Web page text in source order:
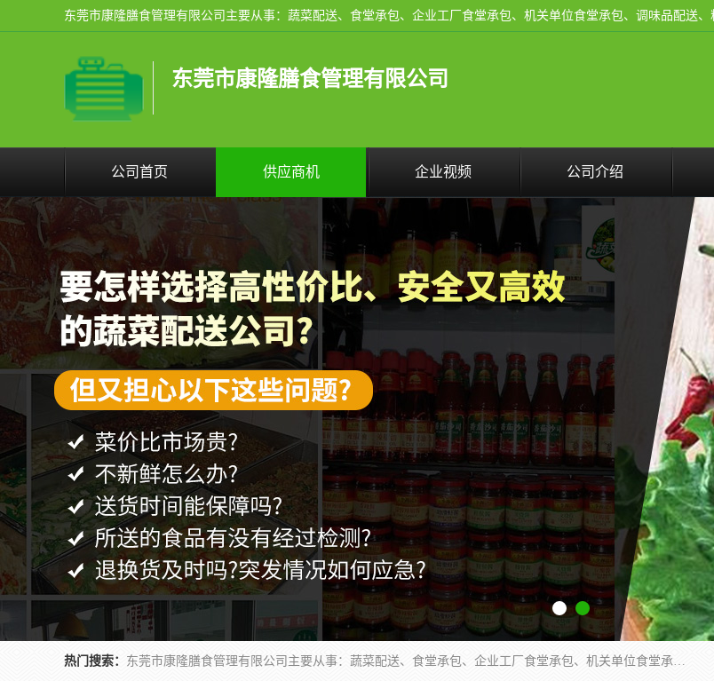
东莞市康隆膳食管理有限公司
公司首页 供应商机 企业视频 公司介绍
热门搜索： 东莞市康隆膳食管理有限公司主要从事：蔬菜配送、食堂承包、企业工厂食堂承包、机关单位食堂承包、调味品配送、粮油配送、干货配送、副食配送、水果配送、海鲜配送等业务，东莞蔬菜配送电话，咨询在线客服。